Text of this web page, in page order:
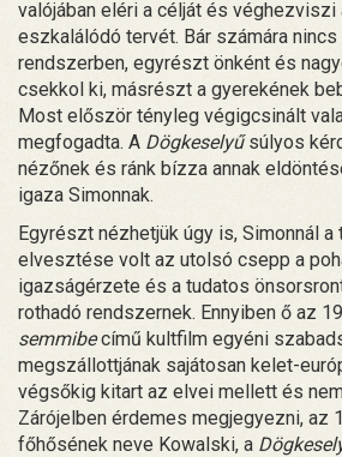
valójában eléri a célját és véghezviszi
eszkalálódó tervét. Bár számára
rendszerben, egyrészt önként és
csekkol ki, másrészt a gyerekének
Most először tényleg végigcsinált
megfogadta. A Dögkeselyűsúlyos
nézőnek és ránk bízza annak
igaza Simonnak.
Egyrészt nézhetjük úgy is, Simonnál
elvesztése volt az utolsó csepp a
igazságérzete és a tudatos
rothadó rendszernek. Ennyiben ő az
semmibecímű kultfilm egyéni
megszállottjának sajátosan kelet-
végsőkig kitart az elvei mellett és
Zárójelben érdemes megjegyezni, az
főhősének neve Kowalski, a